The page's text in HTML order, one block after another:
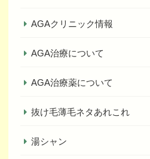
AGAクリニック情報
AGA治療について
AGA治療薬について
抜け毛薄毛ネタあれこれ
湯シャン